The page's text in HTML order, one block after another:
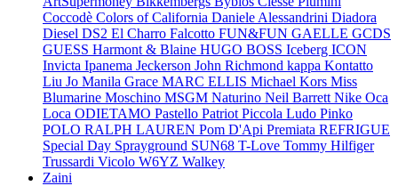
Coccodè Colors of California Daniele Alessandrini Diadora
Diesel DS2 El Charro Falcotto FUN&FUN GAELLE GCDS
GUESS Harmont & Blaine HUGO BOSS Iceberg ICON
Invicta Ipanema Jeckerson John Richmond kappa Kontatto
Liu Jo Manila Grace MARC ELLIS Michael Kors Miss
Blumarine Moschino MSGM Naturino Neil Barrett Nike Oca
Loca ODIETAMO Pastello Patriot Piccola Ludo Pinko
POLO RALPH LAUREN Pom D'Api Premiata REFRIGUE
Special Day Sprayground SUN68 T-Love Tommy Hilfiger
Trussardi Vicolo W6YZ Walkey
Zaini